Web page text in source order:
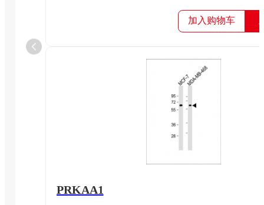
加入购物车
PRKAA1